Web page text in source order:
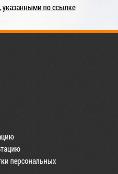
указанными по ссылке
персональных